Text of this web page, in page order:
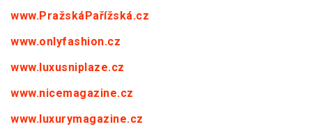
www.PražskáPařížská.cz
www.onlyfashion.cz
www.luxusniplaze.cz
www.nicemagazine.cz
www.luxurymagazine.cz